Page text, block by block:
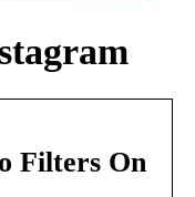
Filters On